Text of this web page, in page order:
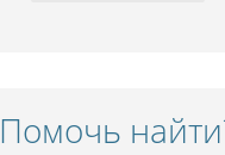
Помочь